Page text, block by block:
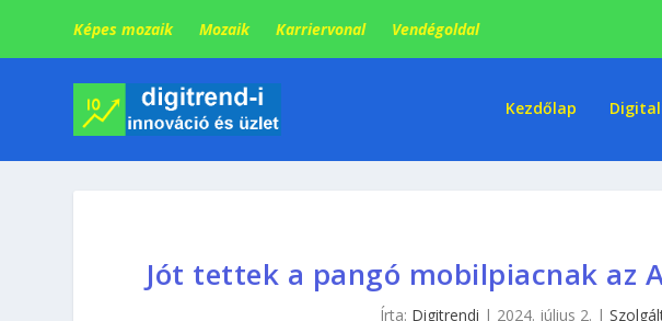
Képes mozaik Mozaik Karriervonal Vendégoldal
Kezdőlap
Jót tettek a pangó mobilpiacnak az
Írta: Digitrendi | 2024. július 2. |